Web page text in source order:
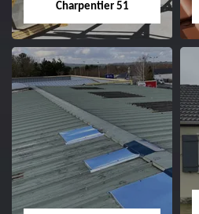
Charpentier 51
Charpentier 51